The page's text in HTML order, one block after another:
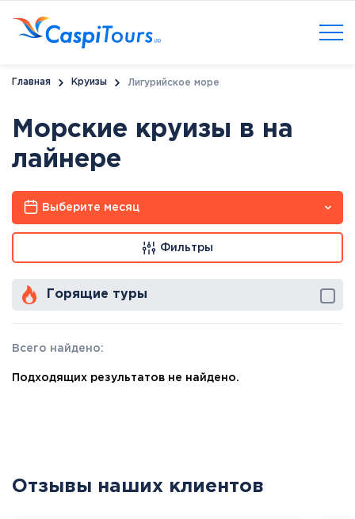
Главная Круизы Лигурийское море
Морские круизы в на
лайнере
Выберите месяц
Фильтры
Горящие туры
Всего найдено:
Подходящих результатов не найдено.
Отзывы наших клиентов